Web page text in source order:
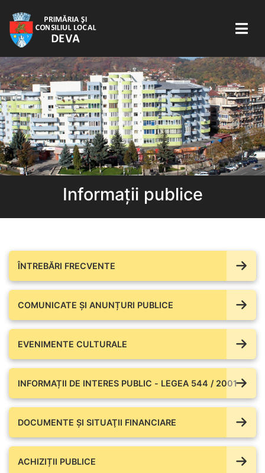
Informații publice
ÎNTREBĂRI FRECVENTE
COMUNICATE ŞI ANUNȚURI PUBLICE
EVENIMENTE CULTURALE
INFORMAȚII DE INTERES PUBLIC - LEGEA 544 / 2001
DOCUMENTE ŞI SITUAŢII FINANCIARE
ACHIZIȚII PUBLICE